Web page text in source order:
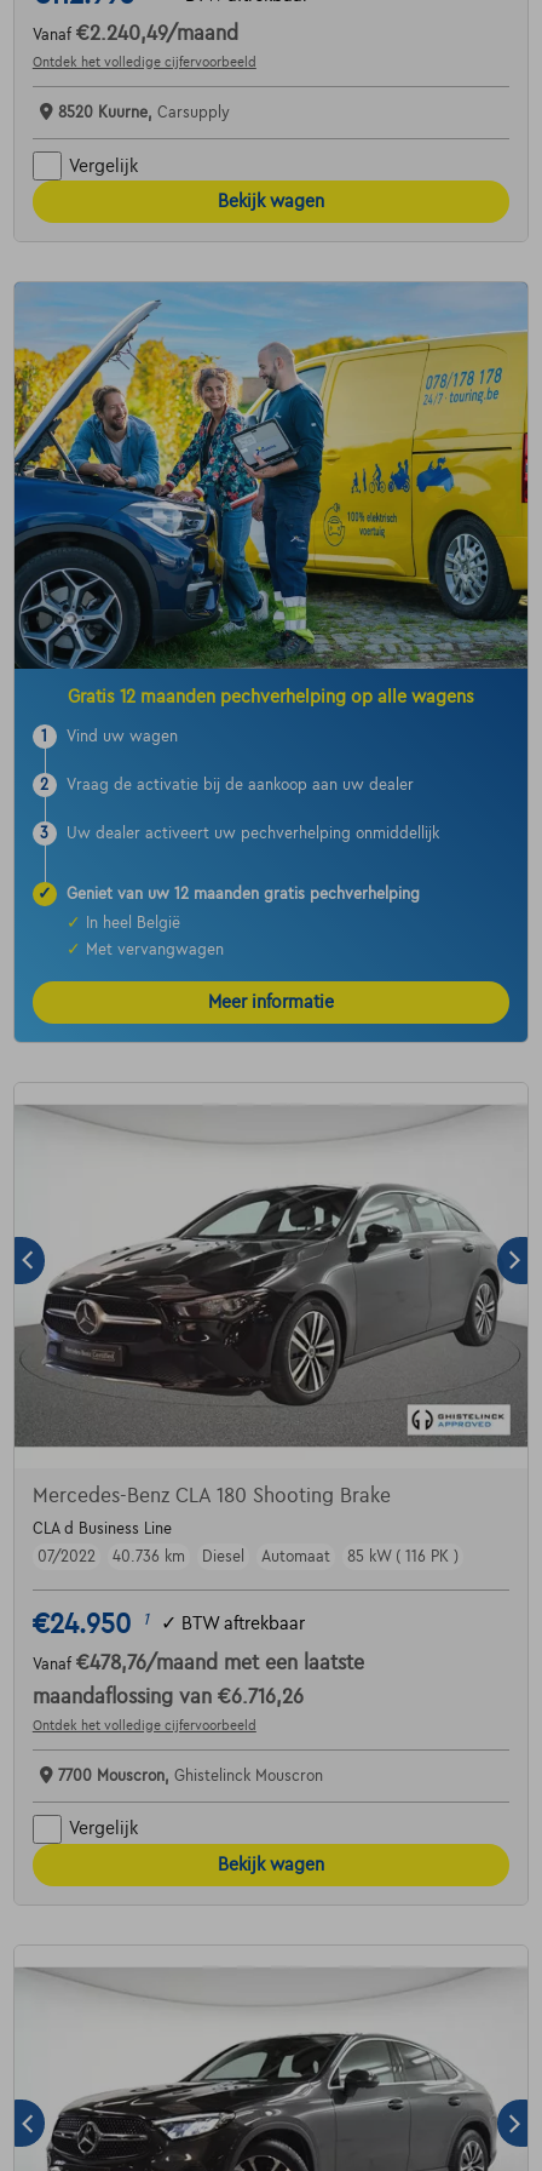
Vanaf €2.240,49/maand
Ontdek het volledige cijfervoorbeeld
8520 Kuurne, Carsupply
Vergelijk
Bekijk wagen
Gratis 12 maanden pechverhelping op alle wagens
1 Vind uw wagen
2 Vraag de activatie bij de aankoop aan uw dealer
3 Uw dealer activeert uw pechverhelping onmiddellijk
✓
Geniet van uw 12 maanden gratis pechverhelping
✓
In heel België
✓
Met vervangwagen
Meer informatie
Mercedes-Benz CLA 180 Shooting Brake
CLA d Business Line
07/2022
40.736 km Diesel Automaat 85 kW ( 116 PK )
€24.950 1 ✓ BTW aftrekbaar
Vanaf €478,76/maand met een laatste
maandaflossing van €6.716,26
Ontdek het volledige cijfervoorbeeld
7700 Mouscron, Ghistelinck Mouscron
Vergelijk
Bekijk wagen